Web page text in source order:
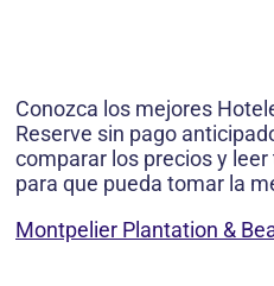
Conozca los mejores
Reserve sin pago
comparar los precios y
para que pueda tomar la
Montpelier Plantation &